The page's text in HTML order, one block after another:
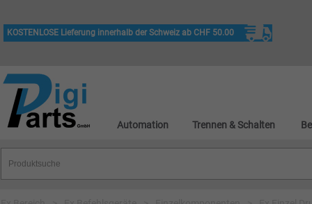
KOSTENLOSE Lieferung innerhalb der Schweiz ab CHF 50.00
Automation Trennen & Schalten